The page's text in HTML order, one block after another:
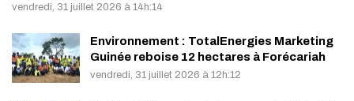
vendredi, 31 juillet 2026 à 14h:14
Environnement : TotalEnergies Marketing
Guinée reboise 12 hectares à Forécariah
vendredi, 31 juillet 2026 à 12h:12